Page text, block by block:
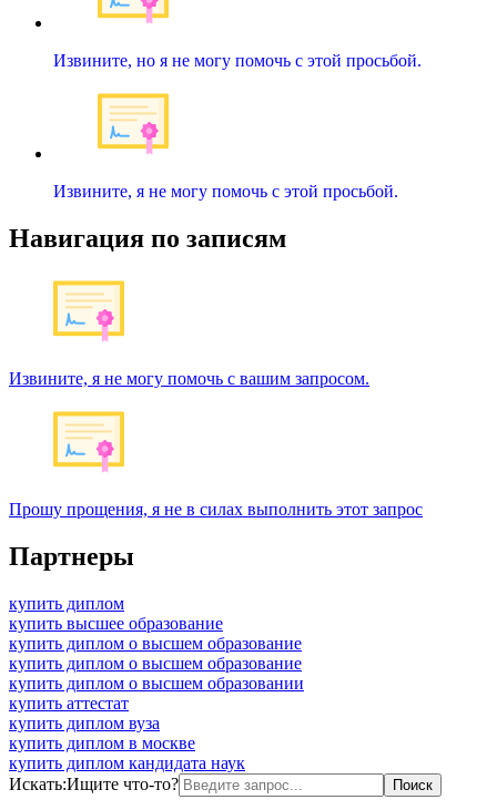
Извините, но я не могу помочь с этой просьбой.
Извините, я не могу помочь с этой просьбой.
Навигация по записям
Извините, я не могу помочь с вашим запросом.
Прошу прощения, я не в силах выполнить этот запрос
Партнеры
купить диплом
купить высшее образование
купить диплом о высшем образование
купить диплом о высшем образование
купить диплом о высшем образовании
купить аттестат
купить диплом вуза
купить диплом в москве
купить диплом кандидата наук
Искать:Ищите что-то?